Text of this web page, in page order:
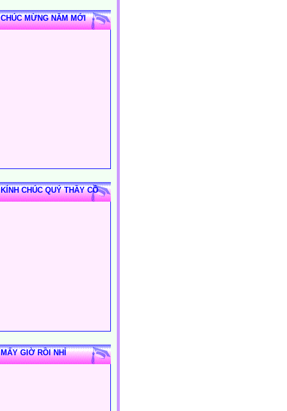
CHÚC MỪNG NĂM MỚI
KÍNH CHÚC QUÝ THẦY CÔ
MẤY GIỜ RỒI NHỈ